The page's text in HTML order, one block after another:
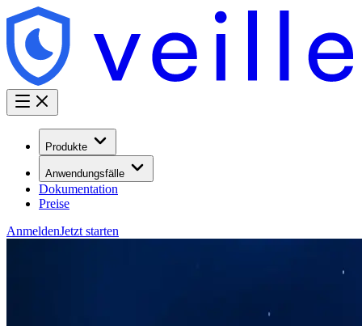
Produkte
Anwendungsfälle
Dokumentation
Preise
AnmeldenJetzt starten